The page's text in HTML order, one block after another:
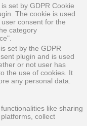
set by GDPR Cookie
The cookie is used
consent for the
category
set by the GDPR
plugin and is used
or not user has
the use of cookies. It
any personal data.
like sharing
collect